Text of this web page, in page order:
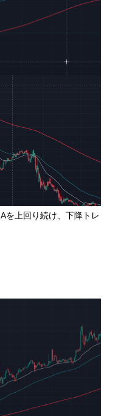
を上回り続け、下降トレ